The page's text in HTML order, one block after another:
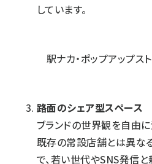
しています。
駅ナカ・ポップアップス
路面のシェア型スペース
ブランドの世界観を自由
既存の常設店舗とは異な
で、若い世代やSNS発信